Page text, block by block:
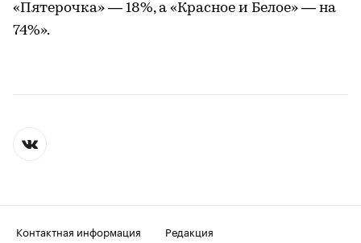
«Пятерочка» — 18%, а «Красное и Белое» — на
74%».
Контактная информация
Редакция